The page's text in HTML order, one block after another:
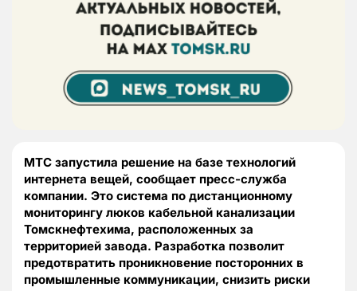
МТС запустила решение на базе технологий
интернета вещей, сообщает пресс-служба
компании. Это система по дистанционному
мониторингу люков кабельной канализации
Томскнефтехима, расположенных за
территорией завода. Разработка позволит
предотвратить проникновение посторонних в
промышленные коммуникации, снизить риски